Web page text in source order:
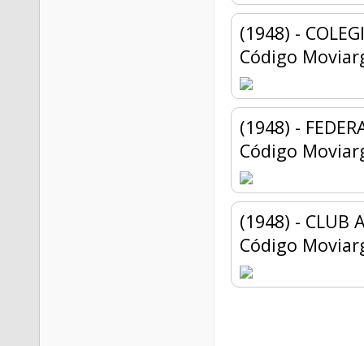
(1948) -
Código
(1948) -
Código
(1948) - CLUB
Código